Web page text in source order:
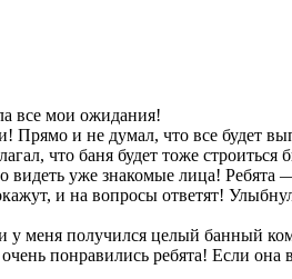
все мои ожидания!
Прямо и не думал, что все будет
что баня будет тоже
уже знакомые лица! Ребята
и на вопросы ответят!
меня получился целый банный
понравились ребята! Если